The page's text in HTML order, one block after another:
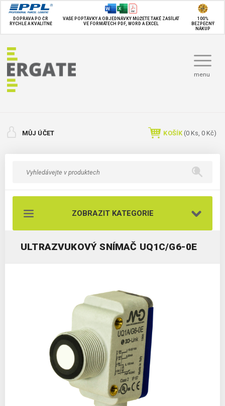
DOPRAVA PO ČR
RYCHLE A KVALITNĚ
VAŠE POPTÁVKY A OBJEDNÁVKY MŮŽETE TAKÉ ZASÍLAT
VE FORMÁTECH PDF, WORD A EXCEL
100%
BEZPEČNÝ
NÁKUP
menu
MŮJ ÚČET KOŠÍK (0 Ks, 0 Kč)
ZOBRAZIT KATEGORIE
ULTRAZVUKOVÝ SNÍMAČ UQ1C/G6-0E